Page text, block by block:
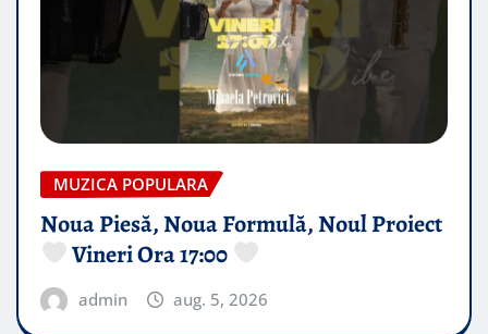
MUZICA POPULARA
Noua Piesă, Noua Formulă, Noul Proiect
Vineri Ora 17:00
admin aug. 5, 2026